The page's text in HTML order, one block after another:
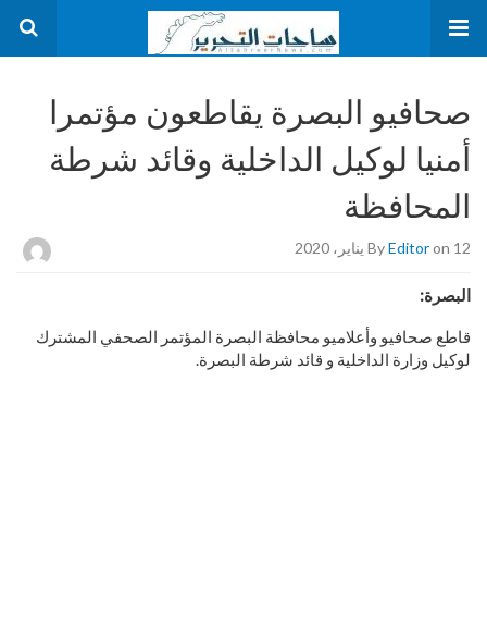
صحافيو البصرة يقاطعون مؤتمرا
أمنيا لوكيل الداخلية وقائد شرطة
المحافظة
ByEditoron 12 يناير، 2020
البصرة:
قاطع صحافيو وأعلاميو محافظة البصرة المؤتمر الصحفي المشترك
لوكيل وزارة الداخلية و قائد شرطة البصرة.